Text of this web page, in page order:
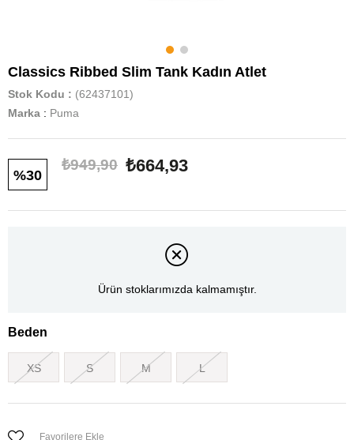
Classics Ribbed Slim Tank Kadın Atlet
Stok Kodu
(62437101)
Marka : Puma
30
₺949,90 ₺664,93
Ürün stoklarımızda kalmamıştır.
Beden
XS S M L
Favorilere Ekle